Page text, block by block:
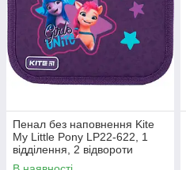
Пенал без наповнення Kite
My Little Pony LP22-622, 1
відділення, 2 відвороти